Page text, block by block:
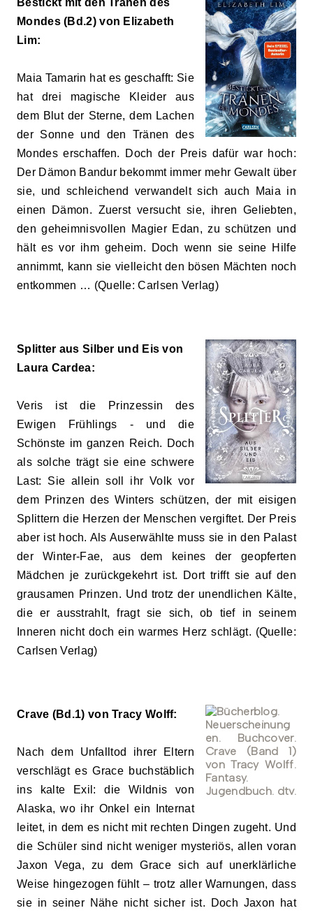
Bestickt mit den Tränen des
Mondes (Bd.2) von Elizabeth
Lim:
Maia Tamarin hat es geschafft: Sie
hat drei magische Kleider aus
dem Blut der Sterne, dem Lachen
der Sonne und den Tränen des
Mondes erschaffen. Doch der Preis dafür war hoch:
Der Dämon Bandur bekommt immer mehr Gewalt über
sie, und schleichend verwandelt sich auch Maia in
einen Dämon. Zuerst versucht sie, ihren Geliebten,
den geheimnisvollen Magier Edan, zu schützen und
hält es vor ihm geheim. Doch wenn sie seine Hilfe
annimmt, kann sie vielleicht den bösen Mächten noch
entkommen … (Quelle: Carlsen Verlag)
Splitter aus Silber und Eis von
Laura Cardea:
Veris ist die Prinzessin des
Ewigen Frühlings - und die
Schönste im ganzen Reich. Doch
als solche trägt sie eine schwere
Last: Sie allein soll ihr Volk vor
dem Prinzen des Winters schützen, der mit eisigen
Splittern die Herzen der Menschen vergiftet. Der Preis
aber ist hoch. Als Auserwählte muss sie in den Palast
der Winter-Fae, aus dem keines der geopferten
Mädchen je zurückgekehrt ist. Dort trifft sie auf den
grausamen Prinzen. Und trotz der unendlichen Kälte,
die er ausstrahlt, fragt sie sich, ob tief in seinem
Inneren nicht doch ein warmes Herz schlägt. (Quelle:
Carlsen Verlag)
Crave (Bd.1) von Tracy Wolff:
Nach dem Unfalltod ihrer Eltern
verschlägt es Grace buchstäblich
ins kalte Exil: die Wildnis von
Alaska, wo ihr Onkel ein Internat
leitet, in dem es nicht mit rechten Dingen zugeht. Und
die Schüler sind nicht weniger mysteriös, allen voran
Jaxon Vega, zu dem Grace sich auf unerklärliche
Weise hingezogen fühlt – trotz aller Warnungen, dass
sie in seiner Nähe nicht sicher ist. Doch Jaxon hat